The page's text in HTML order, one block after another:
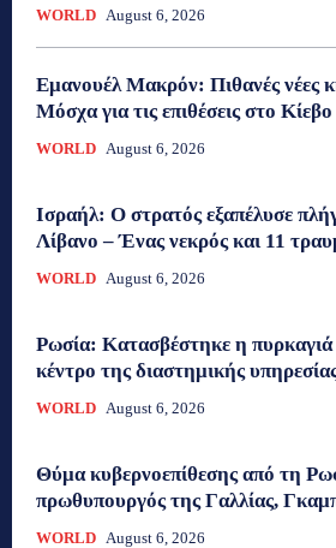
WORLD August 6, 2026
Εμανουέλ Μακρόν: Πιθανές νέες
Μόσχα για τις επιθέσεις στο Κίεβο
WORLD August 6, 2026
Ισραήλ: Ο στρατός εξαπέλυσε
Λίβανο – Ένας νεκρός και 11
WORLD August 6, 2026
Ρωσία: Κατασβέστηκε η πυρκαγιά
κέντρο της διαστημικής
WORLD August 6, 2026
Θύμα κυβερνοεπίθεσης από τη
πρωθυπουργός της Γαλλίας,
WORLD August 6, 2026